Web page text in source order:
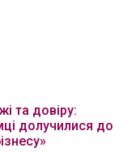
та довіру:
долучилися до